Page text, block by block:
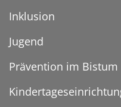
Inklusion
Jugend
Prävention im Bistum